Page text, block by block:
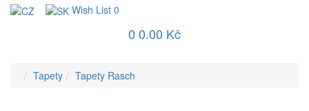
Wish List 0
0 0.00 Kč
Tapety Tapety Rasch